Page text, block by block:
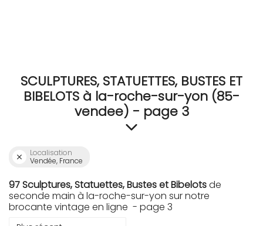
SCULPTURES, STATUETTES, BUSTES ET
BIBELOTS à la-roche-sur-yon (85-
vendee) - page 3
Localisation
Vendée, France
97 Sculptures, Statuettes, Bustes et Bibelotsde
seconde main à la-roche-sur-yon sur notre
brocante vintage en ligne - page 3